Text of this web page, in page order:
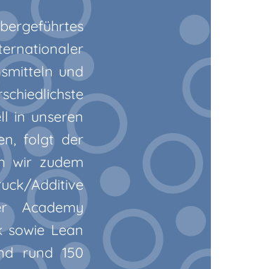
und
in unseren
folgt der
wir zudem
Additive
Academy
sowie Lean
rund 150